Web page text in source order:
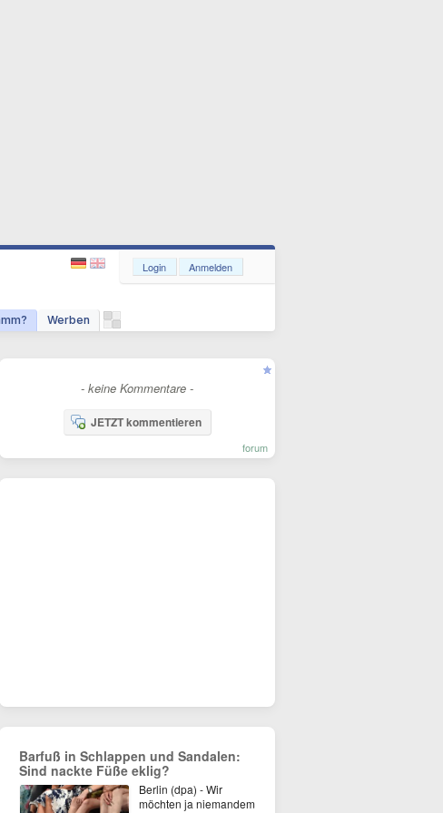
Werben
Login Anmelden
- keine Kommentare -
JETZT kommentieren
forum
Barfuß in Schlappen und Sandalen:
Sind nackte Füße eklig?
Berlin (dpa) - Wir
möchten ja niemandem